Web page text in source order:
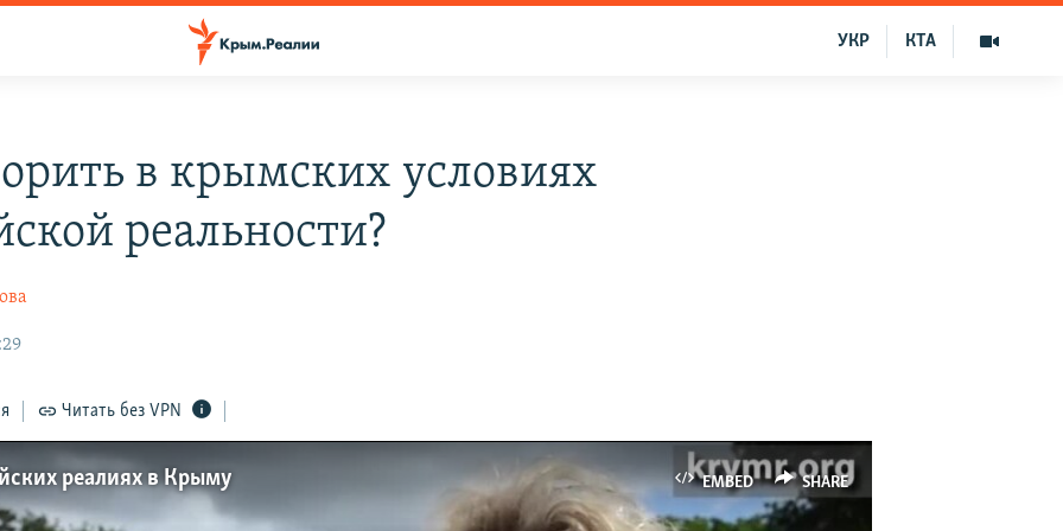
КТА
УКР
в крымских условиях
реальности?
Читать без VPN
EMBED SHARE
реалиях в Крыму